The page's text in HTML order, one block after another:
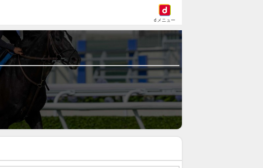
dメニュー